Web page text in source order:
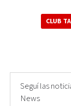
CLUB
Seguí las
News